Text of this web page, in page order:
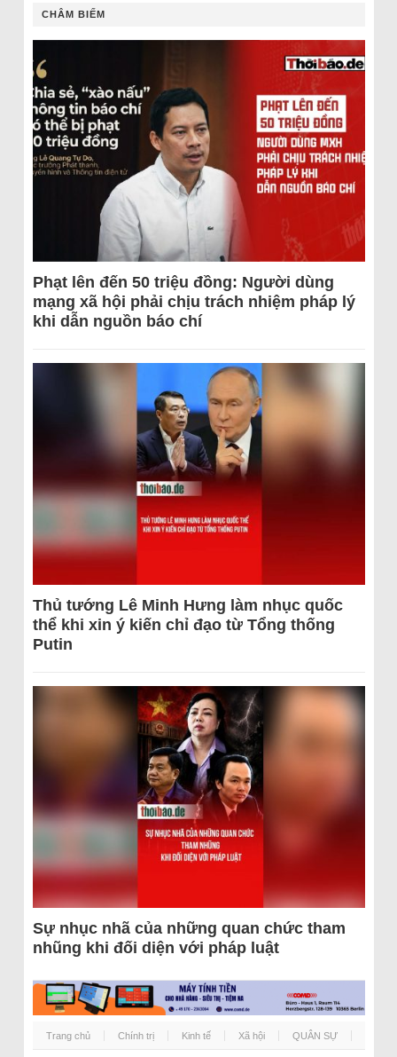
CHÂM BIẾM
Phạt lên đến 50 triệu đồng: Người dùng
mạng xã hội phải chịu trách nhiệm pháp lý
khi dẫn nguồn báo chí
Thủ tướng Lê Minh Hưng làm nhục quốc
thể khi xin ý kiến chỉ đạo từ Tổng thống
Putin
Sự nhục nhã của những quan chức tham
nhũng khi đối diện với pháp luật
Trang chủ Chính trị Kinh tế Xã hội QUÂN SỰ